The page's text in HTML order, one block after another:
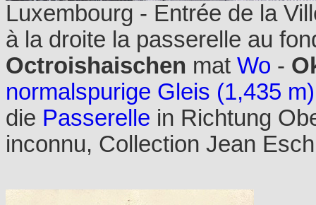
Luxembourg - Entrée de la
à la droite la passerelle au
Octroishaischen mat Wo -
normalspurige Gleis (1,435
die Passerelle in Richtung
inconnu, Collection Jean